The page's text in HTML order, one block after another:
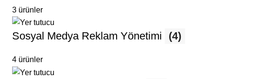
3 ürünler
Sosyal Medya Reklam Yönetimi (4)
4 ürünler